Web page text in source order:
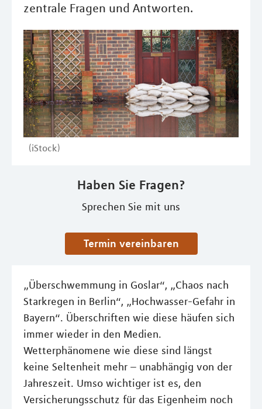
zentrale Fragen und Antworten.
(iStock)
Haben Sie Fragen?
Sprechen Sie mit uns
Termin vereinbaren
„Überschwemmung in Goslar“, „Chaos nach
Starkregen in Berlin“, „Hochwasser-Gefahr in
Bayern“. Überschriften wie diese häufen sich
immer wieder in den Medien.
Wetterphänomene wie diese sind längst
keine Seltenheit mehr – unabhängig von der
Jahreszeit. Umso wichtiger ist es, den
Versicherungsschutz für das Eigenheim noch